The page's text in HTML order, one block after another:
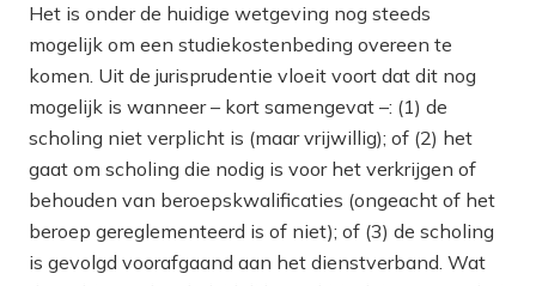
Het is onder de huidige wetgeving nog steeds
mogelijk om een studiekostenbeding overeen te
komen. Uit de jurisprudentie vloeit voort dat dit nog
mogelijk is wanneer – kort samengevat –: (1) de
scholing niet verplicht is (maar vrijwillig); of (2) het
gaat om scholing die nodig is voor het verkrijgen of
behouden van beroepskwalificaties (ongeacht of het
beroep gereglementeerd is of niet); of (3) de scholing
is gevolgd voorafgaand aan het dienstverband. Wat